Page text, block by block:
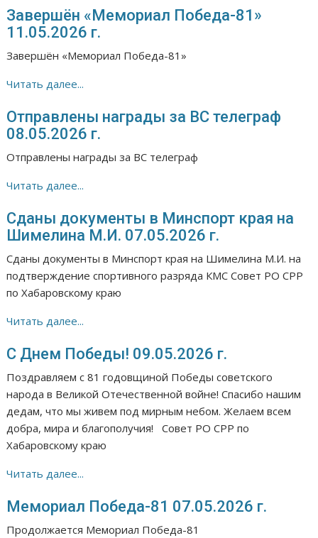
Завершён «Мемориал Победа-81»
11.05.2026 г.
Завершён «Мемориал Победа-81»
Читать далее...
Отправлены награды за ВС телеграф
08.05.2026 г.
Отправлены награды за ВС телеграф
Читать далее...
Сданы документы в Минспорт края на
Шимелина М.И. 07.05.2026 г.
Сданы документы в Минспорт края на Шимелина М.И. на
подтверждение спортивного разряда КМС Совет РО СРР
по Хабаровскому краю
Читать далее...
С Днем Победы! 09.05.2026 г.
Поздравляем с 81 годовщиной Победы советского
народа в Великой Отечественной войне! Спасибо нашим
дедам, что мы живем под мирным небом. Желаем всем
добра, мира и благополучия! Совет РО СРР по
Хабаровскому краю
Читать далее...
Мемориал Победа-81 07.05.2026 г.
Продолжается Мемориал Победа-81